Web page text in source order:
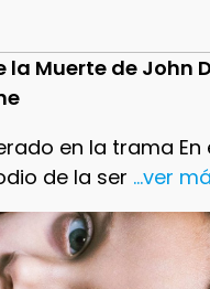
la Muerte de John
en la trama En
de la ser ...ver